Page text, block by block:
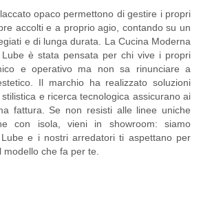
opaco permettono di gestire i propri
accolti e a proprio agio, contando su un
e di lunga durata. La Cucina Moderna
è stata pensata per chi vive i propri
e operativo ma non sa rinunciare a
. Il marchio ha realizzato soluzioni
e ricerca tecnologica assicurano ai
fattura. Se non resisti alle linee uniche
con isola, vieni in showroom: siamo
e i nostri arredatori ti aspettano per
modello che fa per te.